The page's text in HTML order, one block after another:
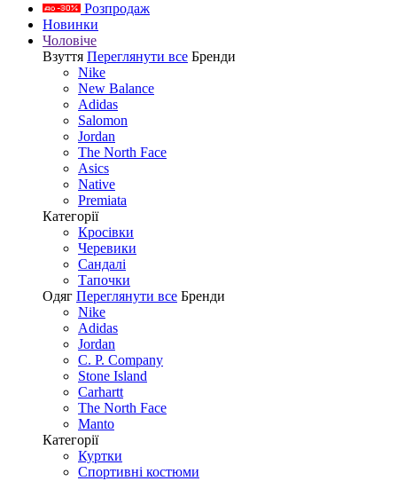
Розпродаж
Новинки
Чоловіче
Взуття Переглянути все Бренди
Nike
New Balance
Adidas
Salomon
Jordan
The North Face
Asics
Native
Premiata
Категорії
Кросівки
Черевики
Сандалі
Tапочки
Одяг Переглянути все Бренди
Nike
Adidas
Jordan
C. P. Company
Stone Island
Carhartt
The North Face
Manto
Категорії
Куртки
Спортивні костюми